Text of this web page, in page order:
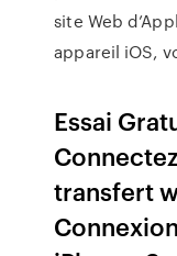
site Web
appareil iOS,
Essai
transfert